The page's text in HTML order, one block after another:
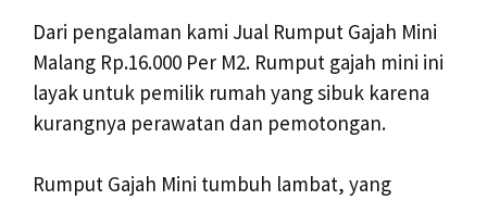
Dari pengalaman kami Jual Rumput Gajah Mini
Malang Rp.16.000 Per M2. Rumput gajah mini ini
layak untuk pemilik rumah yang sibuk karena
kurangnya perawatan dan pemotongan.
Rumput Gajah Mini tumbuh lambat, yang